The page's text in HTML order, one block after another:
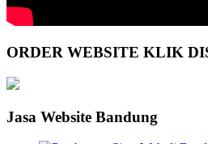
ORDER WEBSITE KLIK
Jasa Website Bandung